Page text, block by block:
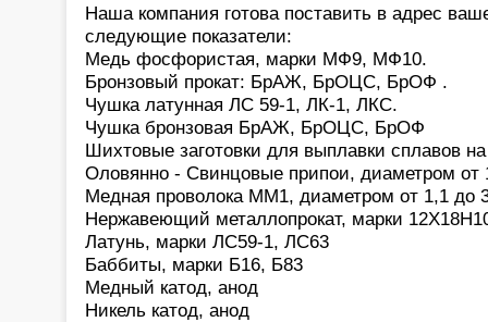
Наша компания готова поставить в адрес
следующие показатели:
Медь фосфористая, марки МФ9, МФ10.
Бронзовый прокат: БрАЖ, БрОЦС, БрОФ .
Чушка латунная ЛС 59-1, ЛК-1, ЛКС.
Чушка бронзовая БрАЖ, БрОЦС, БрОФ
Шихтовые заготовки для выплавки сплавов
Оловянно - Свинцовые припои, диаметром
Медная проволока ММ1, диаметром от 1,1 до
Нержавеющий металлопрокат, марки
Латунь, марки ЛС59-1, ЛС63
Баббиты, марки Б16, Б83
Медный катод, анод
Никель катод, анод